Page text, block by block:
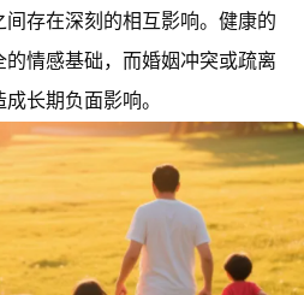
存在深刻的相互影响。健康的
情感基础，而婚姻冲突或疏离
长期负面影响。